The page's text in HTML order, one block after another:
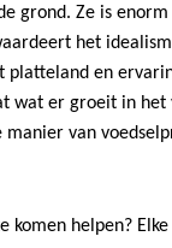
grond. Ze is
het
platteland en
wat er groeit in het
manier van
helpen?